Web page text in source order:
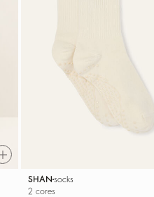
SHANsocks
2 cores